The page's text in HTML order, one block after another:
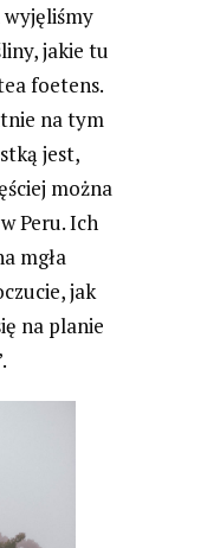
jakie tu
foetens.
na tym
jest,
można
Peru. Ich
mgła
jak
na planie